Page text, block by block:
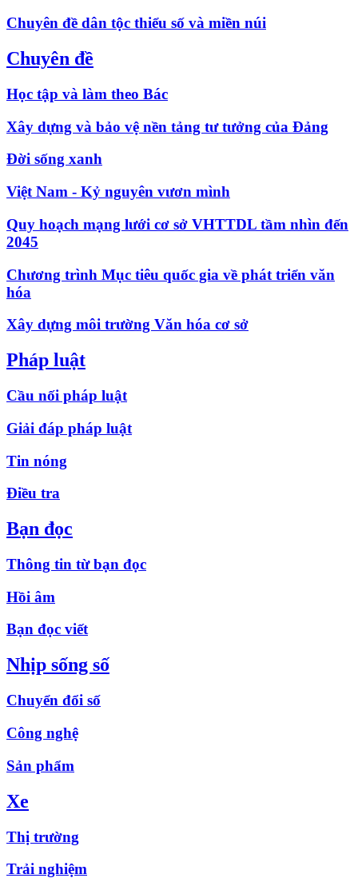
Chuyên đề dân tộc thiểu số và miền núi
Chuyên đề
Học tập và làm theo Bác
Xây dựng và bảo vệ nền tảng tư tưởng của Đảng
Đời sống xanh
Việt Nam - Kỷ nguyên vươn mình
Quy hoạch mạng lưới cơ sở VHTTDL tầm nhìn đến
2045
Chương trình Mục tiêu quốc gia về phát triển văn
hóa
Xây dựng môi trường Văn hóa cơ sở
Pháp luật
Cầu nối pháp luật
Giải đáp pháp luật
Tin nóng
Điều tra
Bạn đọc
Thông tin từ bạn đọc
Hồi âm
Bạn đọc viết
Nhịp sống số
Chuyển đổi số
Công nghệ
Sản phẩm
Xe
Thị trường
Trải nghiệm